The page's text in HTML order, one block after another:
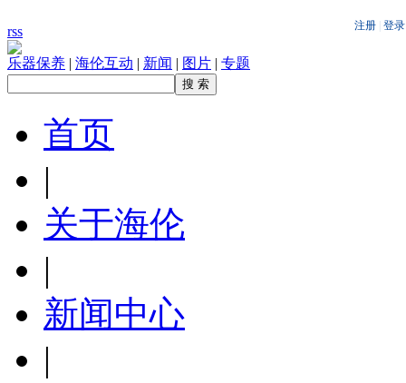
rss
乐器保养 | 海伦互动 | 新闻 | 图片 | 专题
首页
|
关于海伦
|
新闻中心
|